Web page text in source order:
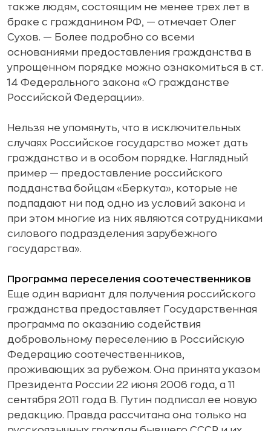
также людям, состоящим не менее трех лет в
браке с гражданином РФ, — отмечает Олег
Сухов. — Более подробно со всеми
основаниями предоставления гражданства в
упрощенном порядке можно ознакомиться в ст.
14 Федерального закона «О гражданстве
Российской Федерации».
Нельзя не упомянуть, что в исключительных
случаях Российское государство может дать
гражданство и в особом порядке. Наглядный
пример — предоставление российского
подданства бойцам «Беркута», которые не
подпадают ни под одно из условий закона и
при этом многие из них являются сотрудниками
силового подразделения зарубежного
государства».
Программа переселения соотечественников
Еще один вариант для получения российского
гражданства предоставляет Государственная
программа по оказанию содействия
добровольному переселению в Российскую
Федерацию соотечественников,
проживающих за рубежом. Она принята указом
Президента России 22 июня 2006 года, а 11
сентября 2011 года В. Путин подписал ее новую
редакцию. Правда рассчитана она только на